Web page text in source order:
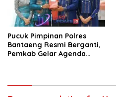
Pucuk Pimpinan Polres
Bantaeng Resmi Berganti,
Pemkab Gelar Agenda